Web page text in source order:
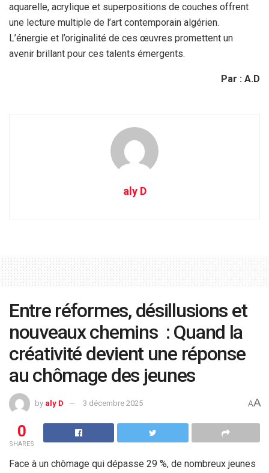
aquarelle, acrylique et superpositions de couches offrent
une lecture multiple de l’art contemporain algérien.
L’énergie et l’originalité de ces œuvres promettent un
avenir brillant pour ces talents émergents.
Par : A.D
aly D
Entre réformes, désillusions et
nouveaux chemins : Quand la
créativité devient une réponse
au chômage des jeunes
by aly D 3 décembre 2025 AA
0
SHARES
Face à un chômage qui dépasse 29 %, de nombreux jeunes